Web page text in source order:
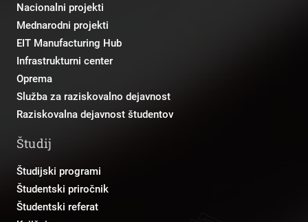
Nacionalni projekti
Mednarodni projekti
EIT Manufacturing Hub
Infrastrukturni center
Oprema
Služba za raziskovalno dejavnost
Raziskovalna dejavnost študentov
Študij
Študijski programi
Študentski priročnik
Študentski referat